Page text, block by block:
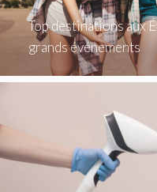
Top destinations aux
grands événements